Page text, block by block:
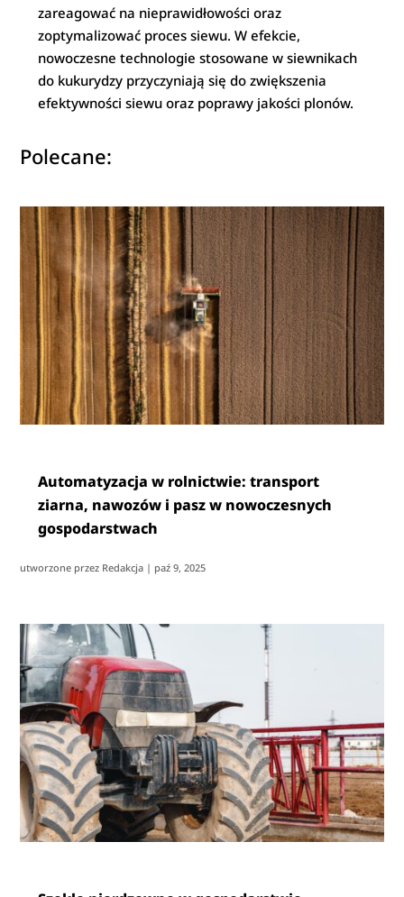
zareagować na nieprawidłowości oraz
zoptymalizować proces siewu. W efekcie,
nowoczesne technologie stosowane w siewnikach
do kukurydzy przyczyniają się do zwiększenia
efektywności siewu oraz poprawy jakości plonów.
Polecane:
Automatyzacja w rolnictwie: transport
ziarna, nawozów i pasz w nowoczesnych
gospodarstwach
utworzone przez Redakcja | paź 9, 2025